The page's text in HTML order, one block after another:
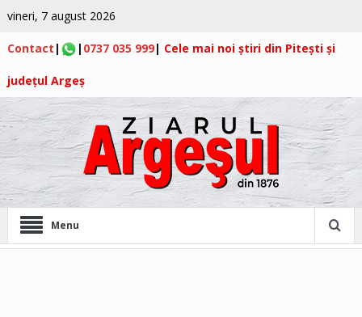
vineri, 7 august 2026
Contact | | 0737 035 999| Cele mai noi știri din Pitești și
județul Argeș
Menu